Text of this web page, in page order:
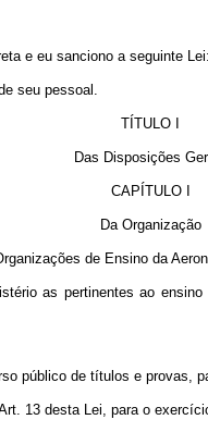
e eu sanciono a seguinte Lei:
seu pessoal.
TÍTULO I
Das Disposições
CAPÍTULO I
Da Organização
de Ensino da
as pertinentes ao
público de títulos e provas,
13 desta Lei, para o